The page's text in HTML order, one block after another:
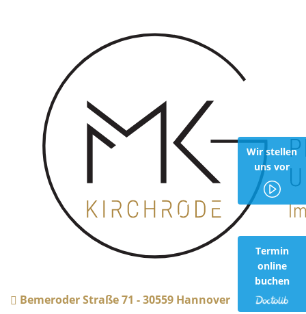
Bemeroder Straße 71 - 30559 Hannover
Termin
online
buchen
Wir stellen
uns vor